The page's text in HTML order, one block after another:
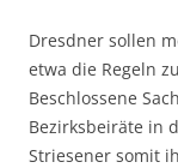
Dresdner sollen
etwa die Regeln
Beschlossene
Bezirksbeiräte in
Striesener somit